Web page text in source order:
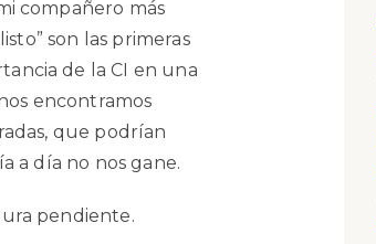
compañero más
son las primeras
de la CI en una
encontramos
que podrían
a día no nos gane.
pendiente.